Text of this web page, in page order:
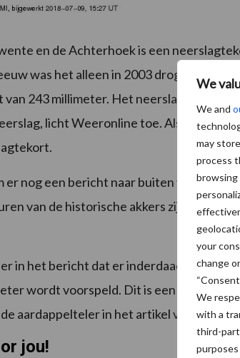
We
We and
may
process
browsing
your
change
We
with a
third-
en de Achterhoek is een
was het alleen in 2003 droger, toen
243 millimeter. Het neerslagtekort is
licht Weeronline toe. Als meer
er nog een bericht naar buiten van Het
van de historische akkers zijn terug te
in het bericht dat er inderdaad regen
wordt voorspeld. Dit is een buitje voor
aardappelteler in het artikel
jou!